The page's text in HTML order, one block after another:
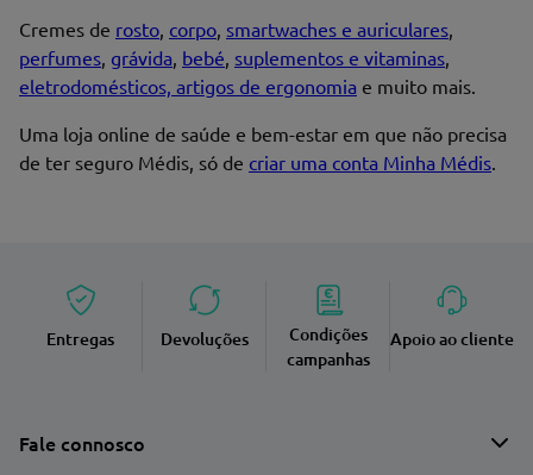
Cremes de rosto, corpo, smartwaches e auriculares,
perfumes, grávida, bebé, suplementos e vitaminas,
eletrodomésticos, artigos de ergonomia e muito mais.
Uma loja online de saúde e bem-estar em que não precisa
de ter seguro Médis, só de criar uma conta Minha Médis.
Entregas Devoluções
Condições
campanhas
Apoio ao cliente
Fale connosco